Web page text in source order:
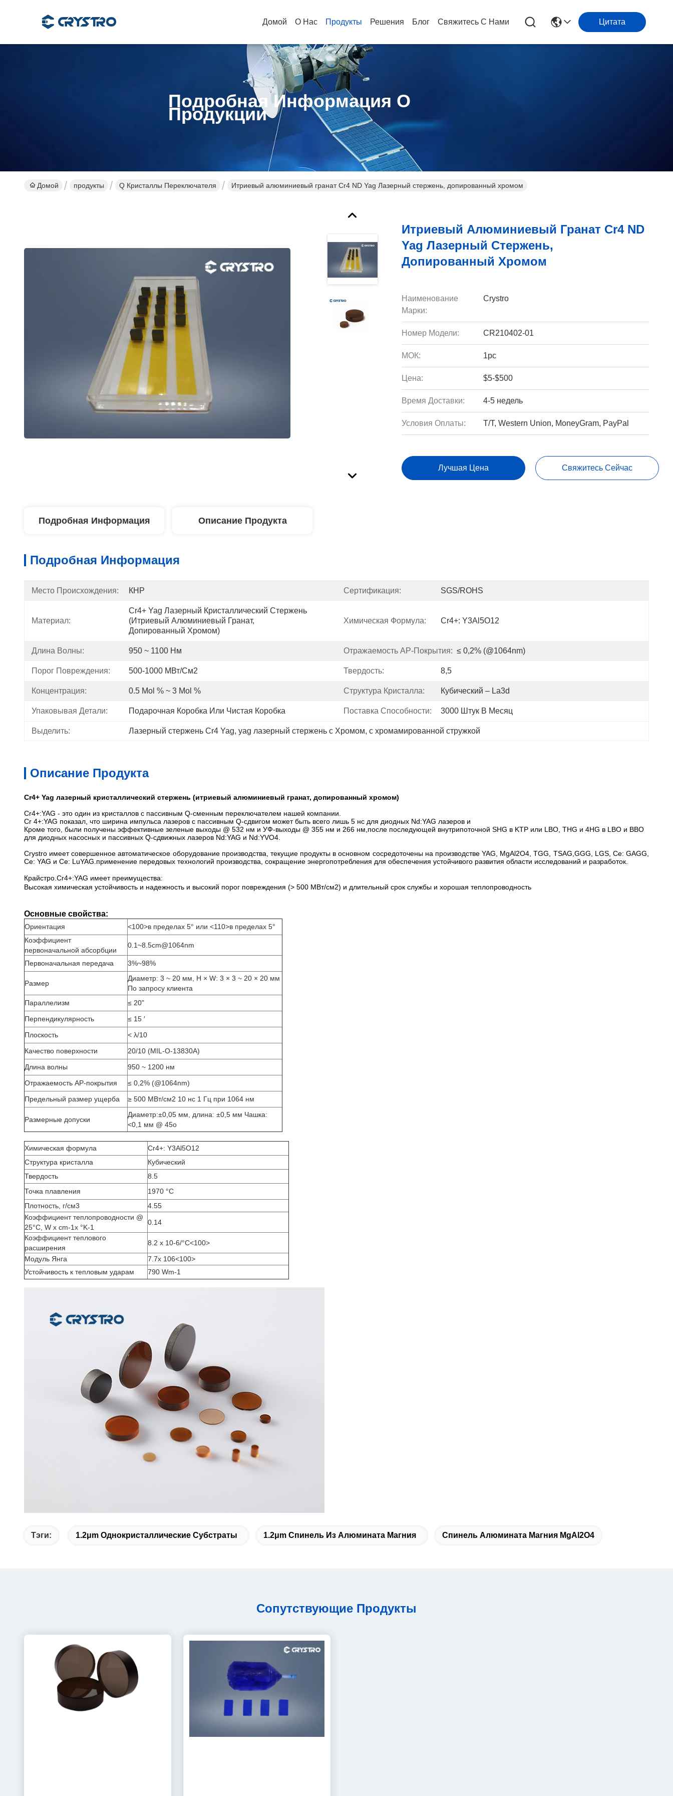
Домой О Нас Продукты Решения Блог Свяжитесь С Нами Цитата
Подробная Информация О
Продукции
Домой продукты Q Кристаллы Переключателя Итриевый алюминиевый гранат Cr4 ND Yag Лазерный стержень, допированный хромом
Итриевый Алюминиевый Гранат Cr4 ND
Yag Лазерный Стержень,
Допированный Хромом
Наименование
Марки:
Crystro
Номер Модели: CR210402-01
МОК: 1pc
Цена: $5-$500
Время Доставки: 4-5 недель
Условия Оплаты: T/T, Western Union, MoneyGram, PayPal
Лучшая Цена Свяжитесь Сейчас
Подробная Информация Описание Продукта
Подробная Информация
Место Происхождения: КНР Сертификация: SGS/ROHS
Материал:
Cr4+ Yag Лазерный Кристаллический Стержень
(итриевый Алюминиевый Гранат,
Допированный Хромом)
Химическая Формула: Cr4+: Y3Al5O12
Длина Волны: 950 ~ 1100 Нм Отражаемость АР-Покрытия: ≤ 0,2% (@1064nm)
Порог Повреждения: 500-1000 МВт/см2 Твердость: 8,5
Концентрация: 0.5 Mol % ~ 3 Mol % Структура Кристалла: Кубический – La3d
Упаковывая Детали: Подарочная Коробка Или Чистая Коробка Поставка Способности: 3000 Штук В Месяц
Выделить: Лазерный стержень Cr4 Yag, yag лазерный стержень с Хромом, с хромамированной стружкой
Описание Продукта
Cr4+ Yag лазерный кристаллический стержень (итриевый алюминиевый гранат, допированный хромом)
Cr4+:YAG - это один из кристаллов с пассивным Q-сменным переключателем нашей компании.
Cr 4+:YAG показал, что ширина импульса лазеров с пассивным Q-сдвигом может быть всего лишь 5 нс для диодных Nd:YAG лазеров и
Кроме того, были получены эффективные зеленые выходы @ 532 нм и УФ-выходы @ 355 нм и 266 нм,после последующей внутрипоточной SHG в KTP или LBO, THG и 4HG в LBO и BBO
для диодных насосных и пассивных Q-сдвижных лазеров Nd:YAG и Nd:YVO4.
Crystro имеет совершенное автоматическое оборудование производства, текущие продукты в основном сосредоточены на производстве YAG, MgAl2O4, TGG, TSAG,GGG, LGS, Ce: GAGG,
Ce: YAG и Ce: LuYAG.применение передовых технологий производства, сокращение энергопотребления для обеспечения устойчивого развития области исследований и разработок.
Крайстро. Cr4+:YAG имеет преимущества:
Высокая химическая устойчивость и надежность и высокий порог повреждения (> 500 МВт/см2) и длительный срок службы и хорошая теплопроводность
Основные свойства:
Ориентация
<100>в пределах 5° или <110>в пределах 5°
Коэффициент
первоначальной абсорбции
0.1~8.5cm@1064nm
Первоначальная передача 3%~98%
Размер
Диаметр: 3 ~ 20 мм, H × W: 3 × 3 ~ 20 × 20 мм
По запросу клиента
Параллелизм
≤ 20"
Перпендикулярность
≤ 15 ′
Плоскость
< λ/10
Качество поверхности
20/10 (MIL-O-13830A)
Длина волны
950 ~ 1200 нм
Отражаемость АР-покрытия
≤ 0,2% (@1064nm)
Предельный размер ущерба
≥ 500 МВт/см2 10 нс 1 Гц при 1064 нм
Размерные допуски
Диаметр:±0,05 мм, длина: ±0,5 мм Чашка:
<0,1 мм @ 45o
Химическая формула
Cr4+: Y3Al5O12
Структура кристалла
Кубический
Твердость
8.5
Точка плавления
1970 °C
Плотность, г/см3
4.55
Коэффициент теплопроводности @
25°C, W x cm-1x °K-1
0.14
Коэффициент теплового
расширения
8.2 х 10-6/°C<100>
Модуль Янга
7.7x 106<100>
Устойчивость к тепловым ударам
790 Wm-1
Тэги: 1.2μm Однокристаллические Субстраты 1.2μm Спинель Из Алюмината Магния Спинель Алюмината Магния MgAl2O4
Сопутствующие Продукты